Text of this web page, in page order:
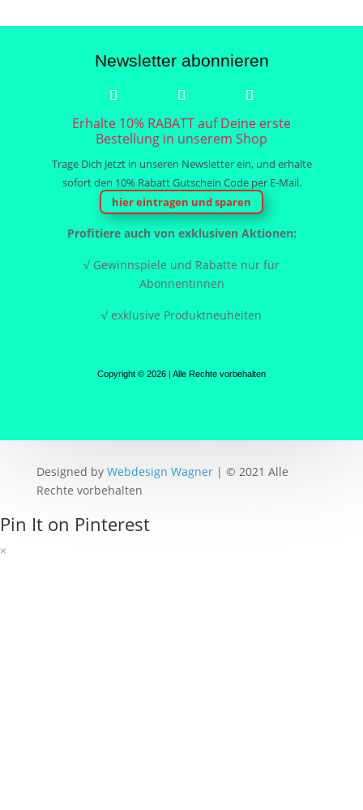
Newsletter abonnieren
Erhalte 10% RABATT auf Deine erste
Bestellung in unserem Shop
Trage Dich Jetzt in unseren Newsletter ein, und erhalte
sofort den 10% Rabatt Gutschein Code per E-Mail.
hier eintragen und sparen
Profitiere auch von exklusiven Aktionen:
√ Gewinnspiele und Rabatte nur für
Abonnentinnen
√ exklusive Produktneuheiten
Copyright © 2026 | Alle Rechte vorbehalten
Designed by Webdesign Wagner| © 2021 Alle
Rechte vorbehalten
Pin It on Pinterest
×